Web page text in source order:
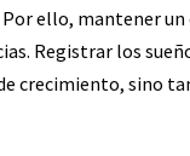
ello, mantener
Registrar los
crecimiento, sino